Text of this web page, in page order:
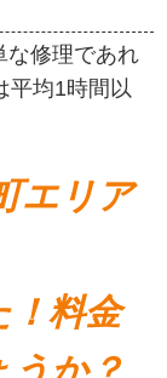
な修理であれ
平均1時間以
エリア
！料金
うか？